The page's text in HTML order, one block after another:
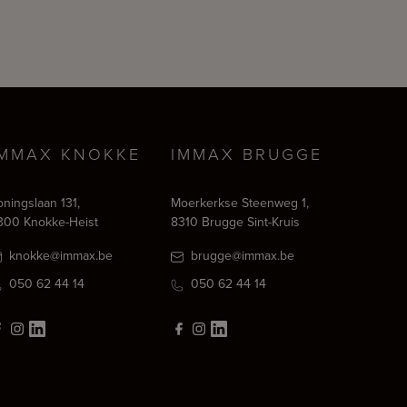
KNOKKE
131,
Knokke-Heist
knokke@immax.be
050 62 44 14
IMMAX BRUGGE
Moerkerkse Steenweg 1,
8310 Brugge Sint-Kruis
brugge@immax.be
050 62 44 14